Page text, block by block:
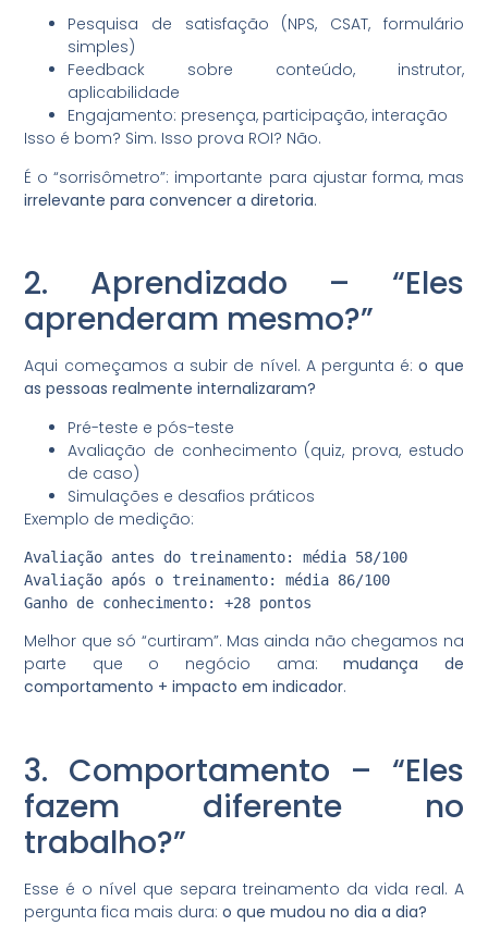
Pesquisa de satisfação (NPS, CSAT, formulário
simples)
Feedback sobre conteúdo, instrutor,
aplicabilidade
Engajamento: presença, participação, interação
Isso é bom? Sim. Isso prova ROI? Não.
É o “sorrisômetro”: importante para ajustar forma, mas
irrelevante para convencer a diretoria.
2. Aprendizado – “Eles
aprenderam mesmo?”
Aqui começamos a subir de nível. A pergunta é:o que
as pessoas realmente internalizaram?
Pré-teste e pós-teste
Avaliação de conhecimento (quiz, prova, estudo
de caso)
Simulações e desafios práticos
Exemplo de medição:
Avaliação antes do treinamento: média 58/100
Avaliação após o treinamento: média 86/100
Melhor que só “curtiram”. Mas ainda não chegamos na
parte que o negócio ama:mudança de
comportamento + impacto em indicador.
3. Comportamento – “Eles
fazem diferente no
trabalho?”
Esse é o nível que separa treinamento da vida real. A
pergunta fica mais dura:o que mudou no dia a dia?